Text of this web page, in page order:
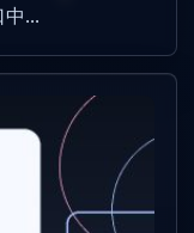
...